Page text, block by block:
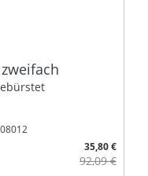
35,80 €
92,09 €